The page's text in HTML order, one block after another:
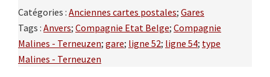
Catégories : Anciennes cartes postales; Gares
Tags : Anvers; Compagnie Etat Belge; Compagnie
Malines - Terneuzen; gare; ligne 52; ligne 54; type
Malines - Terneuzen